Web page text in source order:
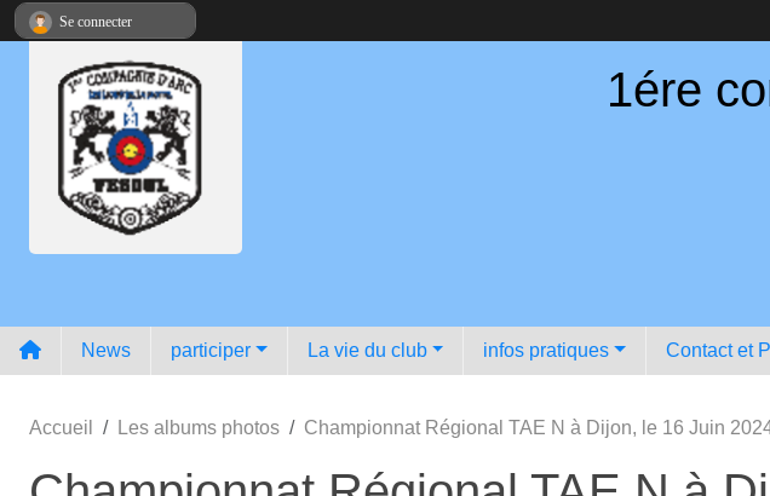
1ére
News participer La vie du club infos pratiques Contact et
Accueil Les albums photos Championnat Régional TAE N à Dijon, le 16 Juin
Se connecter
Panneau de gestion des cookies